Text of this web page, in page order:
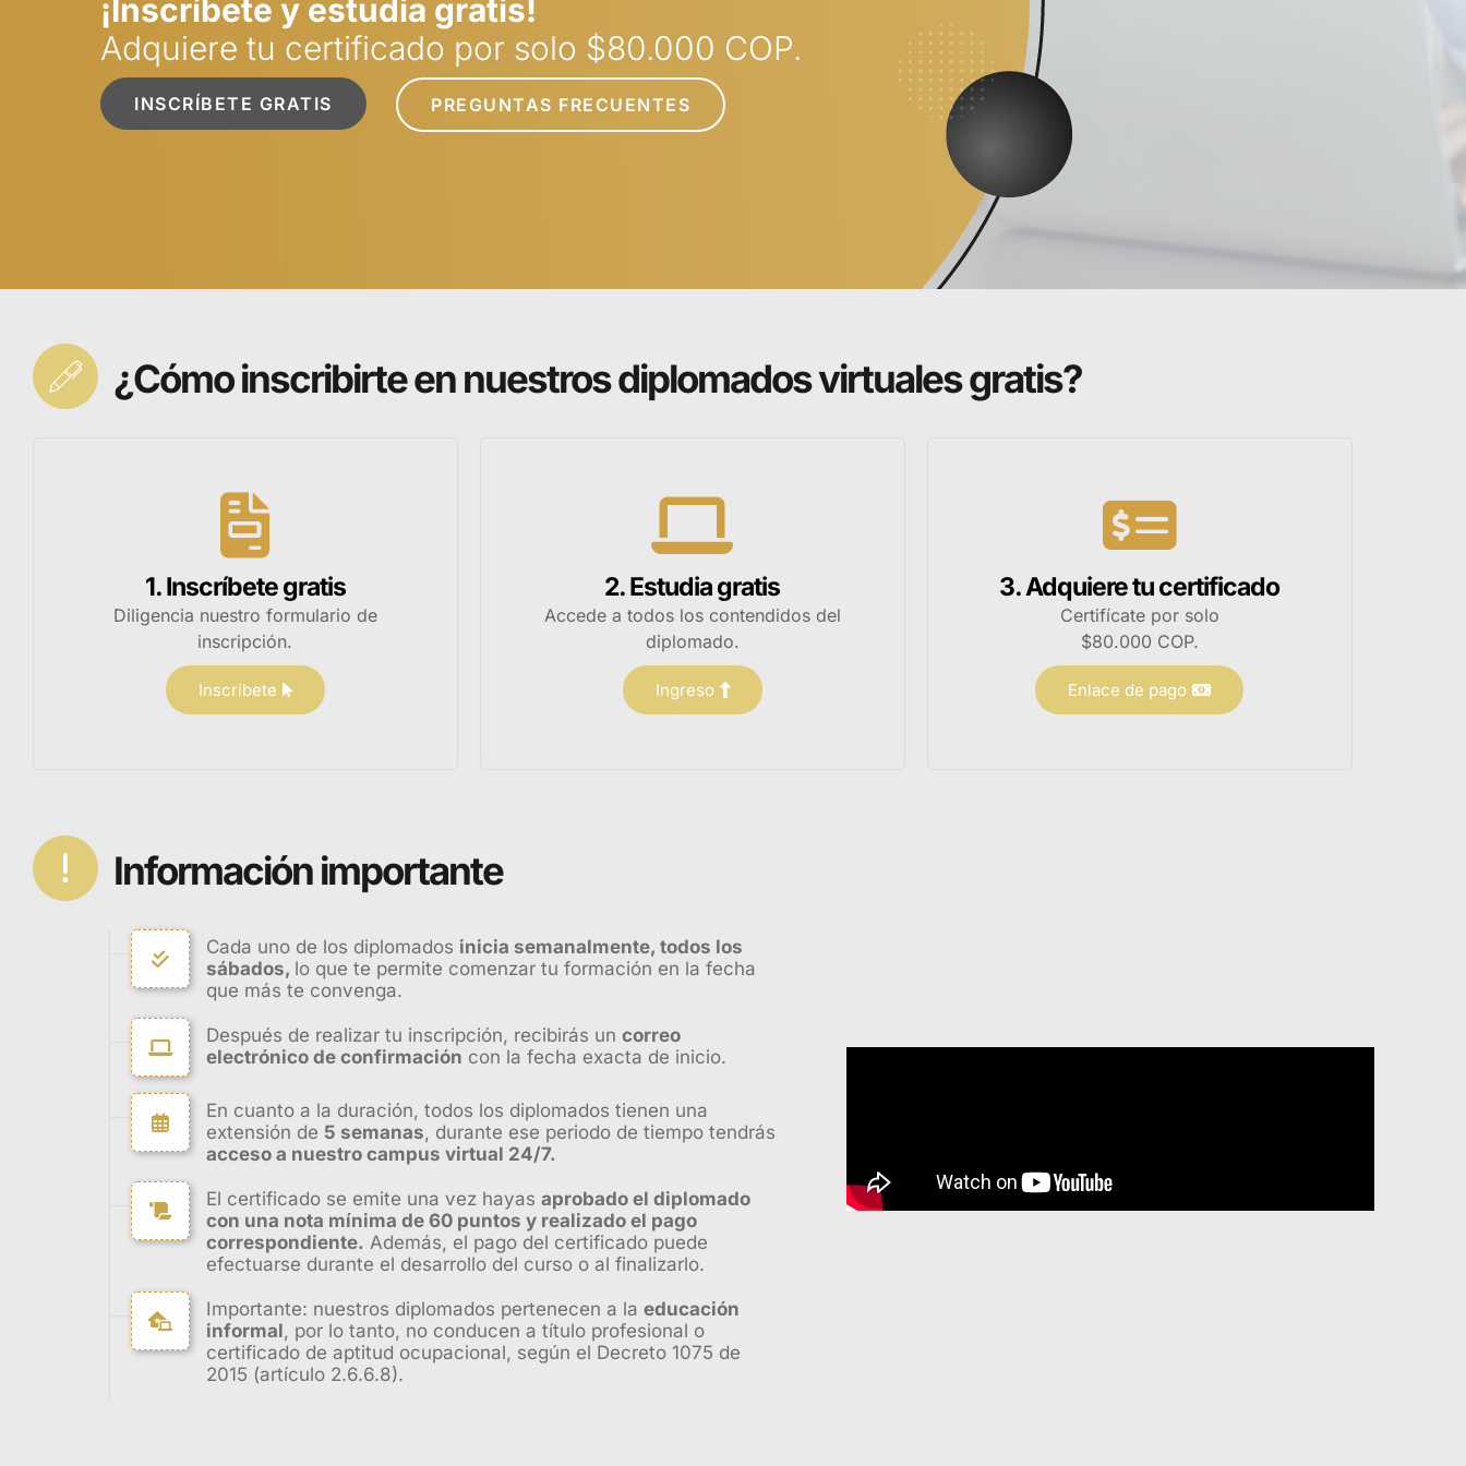
¡Inscríbete y estudia gratis!
Adquiere tu certificado por solo $80.000 COP.
INSCRÍBETE GRATIS PREGUNTAS FRECUENTES
¿Cómo inscribirte en nuestros diplomados virtuales gratis?
1. Inscríbete gratis
Diligencia nuestro formulario de
inscripción.
Inscríbete
2. Estudia gratis
Accede a todos los contendidos del
diplomado.
Ingreso
3. Adquiere tu certificado
Certifícate por solo
$80.000 COP.
Enlace de pago
Información importante
Cada uno de los diplomados inicia semanalmente, todos los
sábados, lo que te permite comenzar tu formación en la fecha
que más te convenga.
Después de realizar tu inscripción, recibirás un correo
electrónico de confirmación con la fecha exacta de inicio.
En cuanto a la duración, todos los diplomados tienen una
extensión de 5 semanas, durante ese periodo de tiempo tendrás
acceso a nuestro campus virtual 24/7.
El certificado se emite una vez hayas aprobado el diplomado
con una nota mínima de 60 puntos y realizado el pago
correspondiente. Además, el pago del certificado puede
efectuarse durante el desarrollo del curso o al finalizarlo.
Importante: nuestros diplomados pertenecen a la educación
informal, por lo tanto, no conducen a título profesional o
certificado de aptitud ocupacional, según el Decreto 1075 de
2015 (artículo 2.6.6.8).